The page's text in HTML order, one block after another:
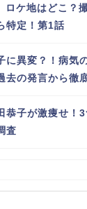
ロケ地はどこ？
特定！第1話
に異変？！病気
去の発言から徹
恭子が激痩せ！
査